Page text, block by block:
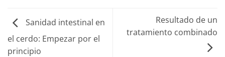
Sanidad intestinal en
el cerdo: Empezar por el
principio
Resultado de un
tratamiento combinado